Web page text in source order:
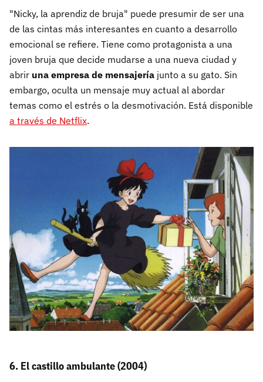
"Nicky, la aprendiz de bruja" puede presumir de ser una
de las cintas más interesantes en cuanto a desarrollo
emocional se refiere. Tiene como protagonista a una
joven bruja que decide mudarse a una nueva ciudad y
abrir una empresa de mensajería junto a su gato. Sin
embargo, oculta un mensaje muy actual al abordar
temas como el estrés o la desmotivación. Está disponible
a través de Netflix.
6. El castillo ambulante (2004)